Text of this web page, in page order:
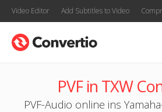
Video Editor Add Subtitles to Video
PVF in TXW
PVF-Audio online ins